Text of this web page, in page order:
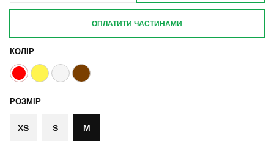
КОЛІР
РОЗМІР
XS S M
ОПЛАТИТИ ЧАСТИНАМИ